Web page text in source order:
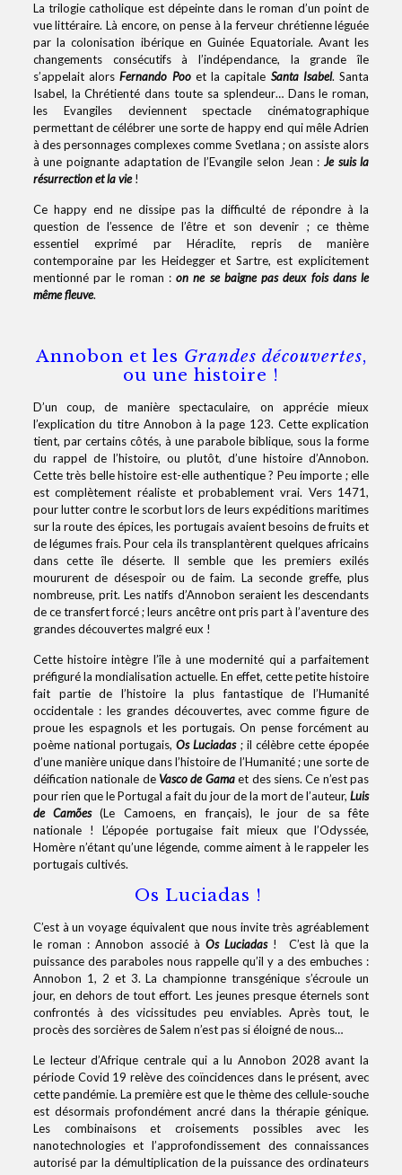
La trilogie catholique est dépeinte dans le roman d’un point de
vue littéraire. Là encore, on pense à la ferveur chrétienne léguée
par la colonisation ibérique en Guinée Equatoriale. Avant les
changements consécutifs à l’indépendance, la grande île
s’appelait alorsFernando Pooet la capitale Santa Isabel. Santa
Isabel, la Chrétienté dans toute sa splendeur… Dans le roman,
les Evangiles deviennent spectacle cinématographique
permettant de célébrer une sorte de happy end qui mêle Adrien
à des personnages complexes comme Svetlana ; on assiste alors
à une poignante adaptation de l’Evangile selon Jean : Je suis la
résurrection et la vie!
Ce happy end ne dissipe pas la difficulté de répondre à la
question de l’essence de l’être et son devenir ; ce thème
essentiel exprimé par Héraclite, repris de manière
contemporaine par les Heidegger et Sartre, est explicitement
mentionné par le roman :on ne se baigne pas deux fois dans le
même fleuve.
Annobon et les Grandes découvertes,
ou une histoire !
D’un coup, de manière spectaculaire, on apprécie mieux
l’explication du titre Annobon à la page 123. Cette explication
tient, par certains côtés, à une parabole biblique, sous la forme
du rappel de l’histoire, ou plutôt, d’une histoire d’Annobon.
Cette très belle histoire est-elle authentique ? Peu importe ; elle
est complètement réaliste et probablement vrai. Vers 1471,
pour lutter contre le scorbut lors de leurs expéditions maritimes
sur la route des épices, les portugais avaient besoins de fruits et
de légumes frais. Pour cela ils transplantèrent quelques africains
dans cette île déserte. Il semble que les premiers exilés
moururent de désespoir ou de faim. La seconde greffe, plus
nombreuse, prit. Les natifs d’Annobon seraient les descendants
de ce transfert forcé ; leurs ancêtre ont pris part à l’aventure des
grandes découvertes malgré eux !
Cette histoire intègre l’île à une modernité qui a parfaitement
préfiguré la mondialisation actuelle. En effet, cette petite histoire
fait partie de l’histoire la plus fantastique de l’Humanité
occidentale : les grandes découvertes, avec comme figure de
proue les espagnols et les portugais. On pense forcément au
poème national portugais,Os Luciadas ; il célèbre cette épopée
d’une manière unique dans l’histoire de l’Humanité ; une sorte de
déification nationale de Vasco de Gamaet des siens. Ce n’est pas
pour rien que le Portugal a fait du jour de la mort de l’auteur,Luis
de Camões(Le Camoens, en français), le jour de sa fête
nationale ! L’épopée portugaise fait mieux que l’Odyssée,
Homère n’étant qu’une légende, comme aiment à le rappeler les
portugais cultivés.
Os Luciadas !
C’est à un voyage équivalent que nous invite très agréablement
le roman : Annobon associé à Os Luciadas! C’est là que la
puissance des paraboles nous rappelle qu’il y a des embuches :
Annobon 1, 2 et 3. La championne transgénique s’écroule un
jour, en dehors de tout effort. Les jeunes presque éternels sont
confrontés à des vicissitudes peu enviables. Après tout, le
procès des sorcières de Salem n’est pas si éloigné de nous…
Le lecteur d’Afrique centrale qui a lu Annobon 2028 avant la
période Covid 19 relève des coïncidences dans le présent, avec
cette pandémie. La première est que le thème des cellule-souche
est désormais profondément ancré dans la thérapie génique.
Les combinaisons et croisements possibles avec les
nanotechnologies et l’approfondissement des connaissances
autorisé par la démultiplication de la puissance des ordinateurs